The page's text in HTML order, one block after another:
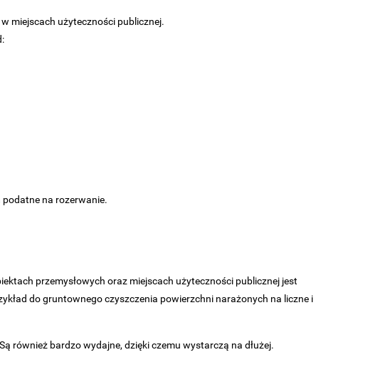
miejscach użyteczności publicznej.
podatne na rozerwanie.
przemysłowych oraz miejscach użyteczności publicznej jest
do gruntownego czyszczenia powierzchni narażonych na liczne i
również bardzo wydajne, dzięki czemu wystarczą na dłużej.